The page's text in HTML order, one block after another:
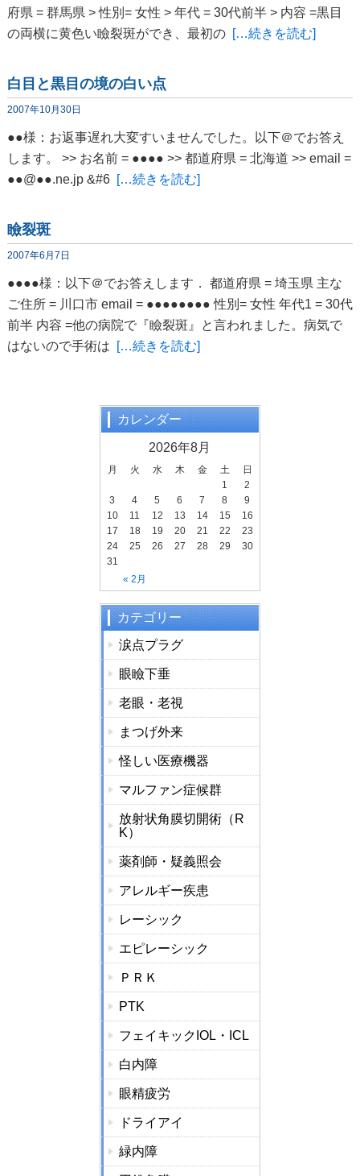
府県 = 群馬県 > 性別= 女性 > 年代 = 30代前半 > 内容 =黒目
の両横に黄色い瞼裂斑ができ、最初の […続きを読む]
白目と黒目の境の白い点
2007年10月30日
●●様：お返事遅れ大変すいませんでした。以下＠でお答え
します。 >> お名前 = ●●●● >> 都道府県 = 北海道 >> email =
●●@●●.ne.jp &#6 […続きを読む]
瞼裂斑
2007年6月7日
●●●●様：以下＠でお答えします． 都道府県 = 埼玉県 主な
ご住所 = 川口市 email = ●●●●●●●● 性別= 女性 年代1 = 30代
前半 内容 =他の病院で『瞼裂斑』と言われました。病気で
はないので手術は
[…続きを読む]
カレンダー
2026年8月
月 火 水 木 金 土 日
« 2月
1
2
3
4 5 6 7 8
9
10
11 12 13 14 15
16
17
18 19 20 21 22
23
24
25 26 27 28 29
30
31
カテゴリー
涙点プラグ
眼瞼下垂
老眼・老視
まつげ外来
怪しい医療機器
マルファン症候群
放射状角膜切開術（R
K）
薬剤師・疑義照会
アレルギー疾患
レーシック
エピレーシック
ＰＲＫ
PTK
フェイキックIOL・ICL
白内障
眼精疲労
ドライアイ
緑内障